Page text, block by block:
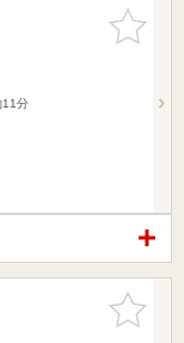
お気に入
りに追加
11分
お気に入
りに追加